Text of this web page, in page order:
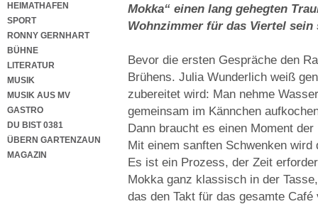
HEIMATHAFEN
SPORT
RONNY GERNHART
BÜHNE
LITERATUR
MUSIK
MUSIK AUS MV
GASTRO
DU BIST 0381
ÜBERN GARTENZAUN
MAGAZIN
Mokka“ einen lang gehegten
Wohnzimmer für das Viertel sein
Bevor die ersten Gespräche den
Brühens. Julia Wunderlich weiß
zubereitet wird: Man nehme
gemeinsam im Kännchen
Dann braucht es einen Moment
Mit einem sanften Schwenken
Es ist ein Prozess, der Zeit
Mokka ganz klassisch in der
das den Takt für das gesamte